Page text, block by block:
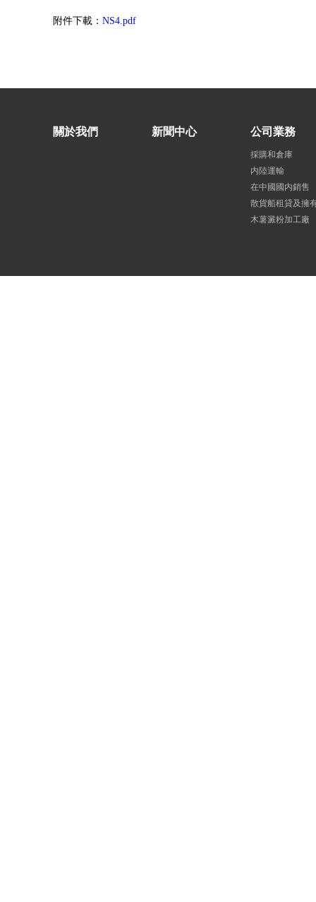
附件下載： NS4.pdf
關於我們 新聞中心 公司業務
採購和倉庫
内陸運輸
在中國國内銷售
散貨船租貸及擁
木薯澱粉加工廠